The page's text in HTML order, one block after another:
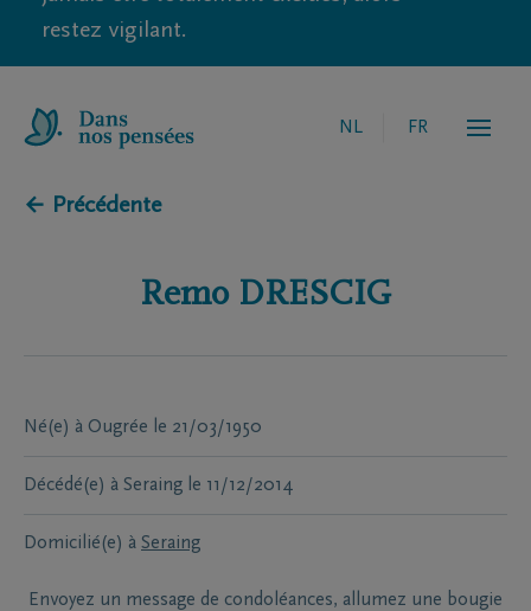
restez vigilant.
NL FR
← Précédente
Remo DRESCIG
Né(e) à Ougrée le 21/03/1950
Décédé(e) à Seraing le 11/12/2014
Domicilié(e) à Seraing
Envoyez un message de condoléances, allumez une bougie